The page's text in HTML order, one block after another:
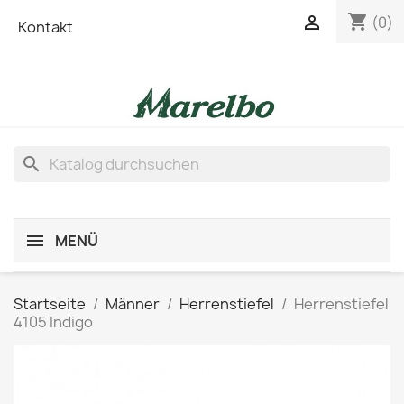
Kontakt shopping_cart (0)

search
MENÜ
Startseite Männer Herrenstiefel
Herrenstiefel
4105 Indigo